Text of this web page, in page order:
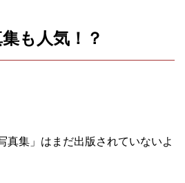
も人気！？
真集」はまだ出版されていないよ